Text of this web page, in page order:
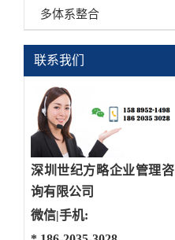
多体系整合
联系我们
深圳世纪方略企业管理咨
询有限公司
微信|手机: